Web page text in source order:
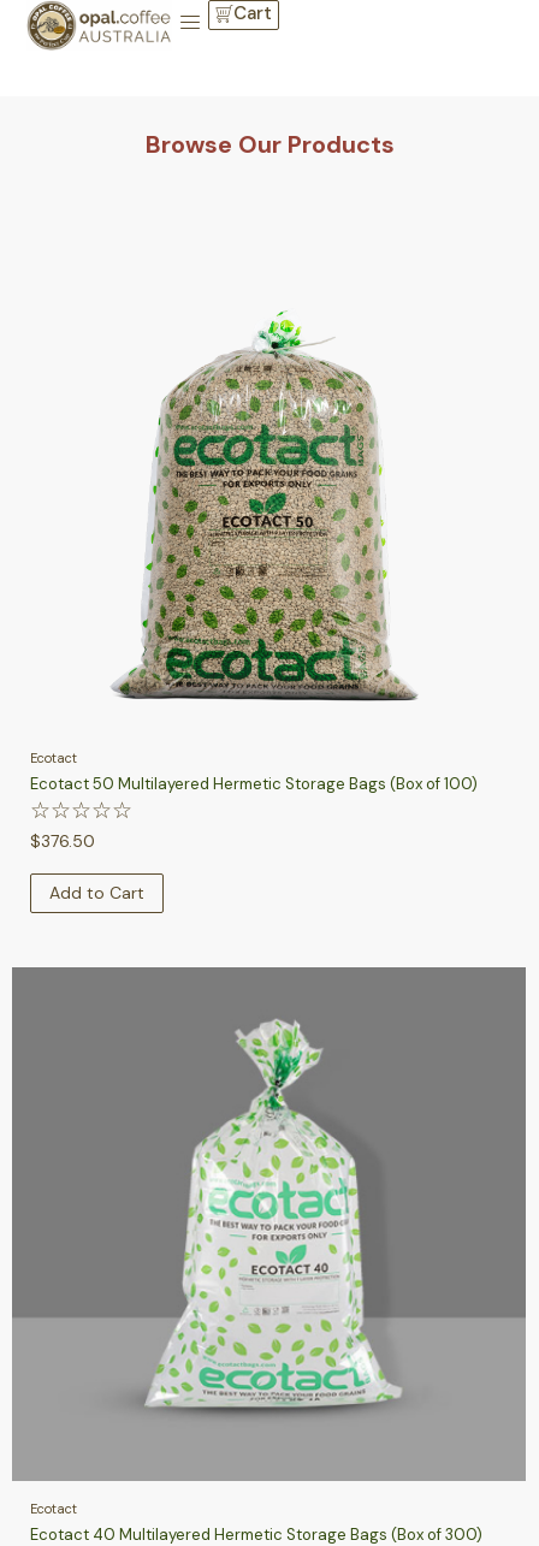
Cart
Browse Our Products
Ecotact
Ecotact 50 Multilayered Hermetic Storage Bags (Box of 100)
☆☆☆☆☆
$376.50
Add to Cart
Ecotact
Ecotact 40 Multilayered Hermetic Storage Bags (Box of 300)